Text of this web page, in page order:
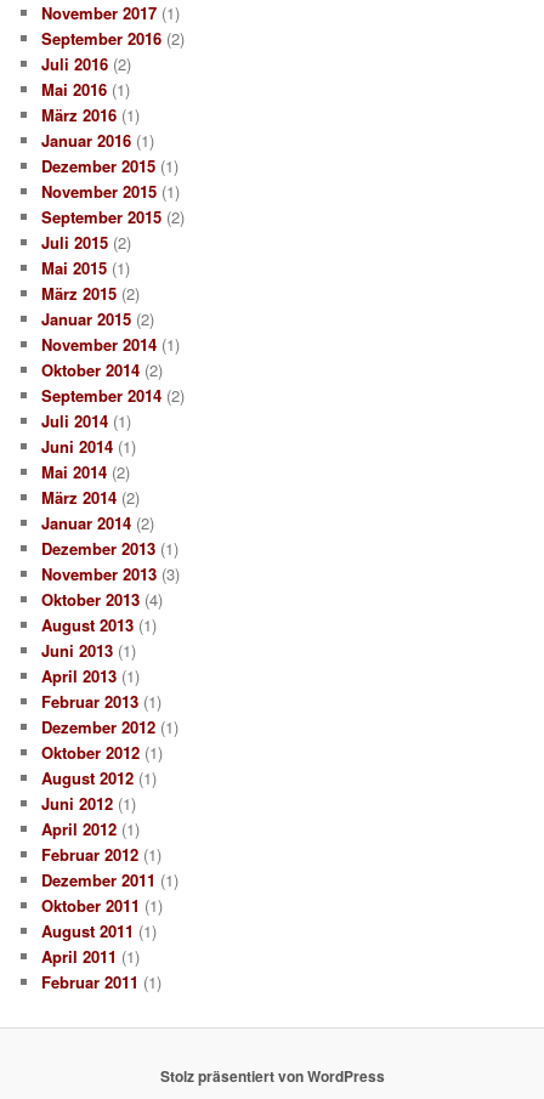
November 2017 (1)
September 2016 (2)
Juli 2016 (2)
Mai 2016 (1)
März 2016 (1)
Januar 2016 (1)
Dezember 2015 (1)
November 2015 (1)
September 2015 (2)
Juli 2015 (2)
Mai 2015 (1)
März 2015 (2)
Januar 2015 (2)
November 2014 (1)
Oktober 2014 (2)
September 2014 (2)
Juli 2014 (1)
Juni 2014 (1)
Mai 2014 (2)
März 2014 (2)
Januar 2014 (2)
Dezember 2013 (1)
November 2013 (3)
Oktober 2013 (4)
August 2013 (1)
Juni 2013 (1)
April 2013 (1)
Februar 2013 (1)
Dezember 2012 (1)
Oktober 2012 (1)
August 2012 (1)
Juni 2012 (1)
April 2012 (1)
Februar 2012 (1)
Dezember 2011 (1)
Oktober 2011 (1)
August 2011 (1)
April 2011 (1)
Februar 2011 (1)
Stolz präsentiert von WordPress